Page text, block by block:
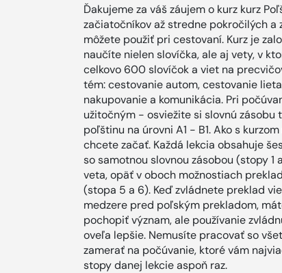
Ďakujeme za váš záujem o kurz kurz
začiatočníkov až stredne pokročilých a
môžete použiť pri cestovaní. Kurz je
naučíte nielen slovíčka, ale aj vety, v
celkovo 600 slovíčok a viet na
tém: cestovanie autom, cestovanie
nakupovanie a komunikácia. Pri
užitočným - osviežite si slovnú zásobu
poľštinu na úrovni A1 - B1. Ako s
chcete začať. Každá lekcia obsahuje
so samotnou slovnou zásobou (stopy
veta, opäť v oboch možnostiach
(stopa 5 a 6). Keď zvládnete preklad
medzere pred poľským prekladom,
pochopiť význam, ale používanie
oveľa lepšie. Nemusíte pracovať so
zamerať na počúvanie, ktoré vám
stopy danej lekcie aspoň raz.